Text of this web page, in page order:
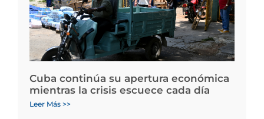
Cuba continúa su apertura económica
mientras la crisis escuece cada día
Leer Más >>